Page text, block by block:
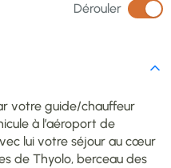
Dérouler
votre guide/chauffeur
à l’aéroport de
lui votre séjour au cœur
de Thyolo, berceau des